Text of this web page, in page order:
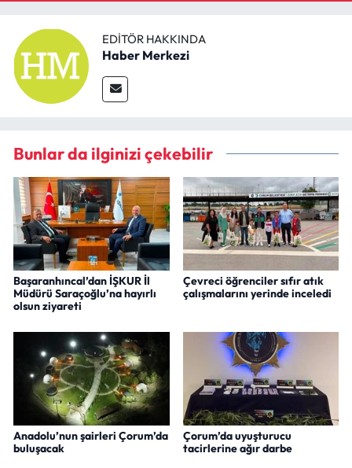
EDITÖR HAKKINDA
Haber Merkezi
Bunlar da ilginizi çekebilir
Başaranhıncal’dan İŞKUR İl
Müdürü Saraçoğlu’na hayırlı
olsun ziyareti
Çevreci öğrenciler sıfır atık
çalışmalarını yerinde inceledi
Anadolu’nun şairleri Çorum’da
buluşacak
Çorum’da uyuşturucu
tacirlerine ağır darbe